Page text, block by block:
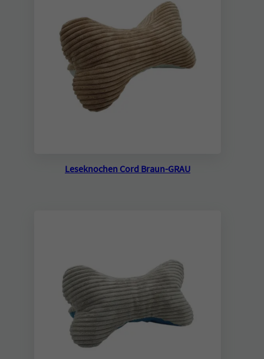
Leseknochen Cord Braun-GRAU